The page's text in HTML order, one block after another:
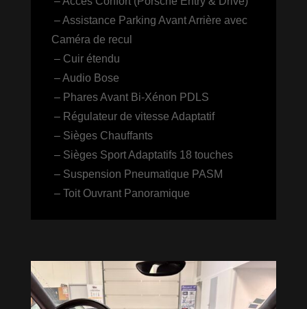
– Assistance Parking Avant Arrière avec
Caméra de recul
– Cuir étendu
– Audio Bose
– Phares Avant Bi-Xénon PDLS
– Régulateur de vitesse Adaptatif
– Sièges Chauffants
– Sièges Sport Adaptatifs 18 touches
– Suspension Pneumatique PASM
– Toit Ouvrant Panoramique